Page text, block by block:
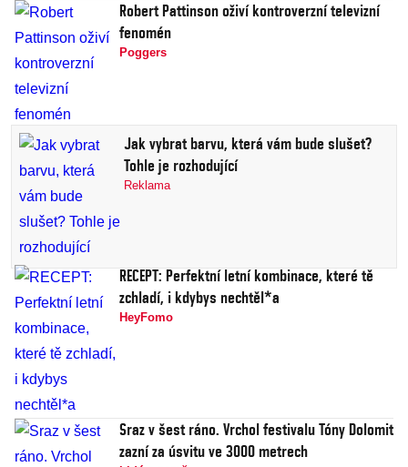
Robert Pattinson oživí kontroverzní televizní
fenomén
Poggers
Jak vybrat barvu, která vám bude slušet?
Tohle je rozhodující
Reklama
RECEPT: Perfektní letní kombinace, které tě
zchladí, i kdybys nechtěl*a
HeyFomo
Sraz v šest ráno. Vrchol festivalu Tóny Dolomit
zazní za úsvitu ve 3000 metrech